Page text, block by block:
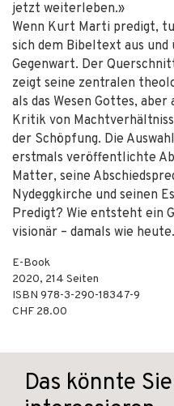
jetzt weiterleben.»
Wenn Kurt Marti predigt,
sich dem Bibeltext aus
Gegenwart. Der
zeigt seine zentralen
als das Wesen Gottes,
Kritik von
der Schöpfung. Die
erstmals veröffentlichte
Matter, seine
Nydeggkirche und seinen
Predigt? Wie entsteht ein
visionär – damals wie heute.
E-Book
2020, 214 Seiten
ISBN 978-3-290-18347-9
CHF 28.00
Das könnte